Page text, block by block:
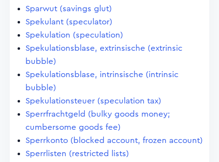
Sparwut (savings glut)
Spekulant (speculator)
Spekulation (speculation)
Spekulationsblase, extrinsische (extrinsic
bubble)
Spekulationsblase, intrinsische (intrinsic
bubble)
Spekulationsteuer (speculation tax)
Sperrfrachtgeld (bulky goods money;
cumbersome goods fee)
Sperrkonto (blocked account, frozen account)
Sperrlisten (restricted lists)